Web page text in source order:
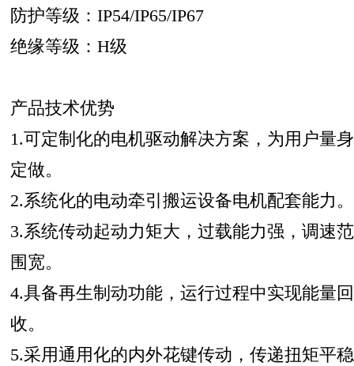
防护等级：IP54/IP65/IP67
绝缘等级：H级
产品技术优势
1.可定制化的电机驱动解决方案，为用户量身
定做。
2.系统化的电动牵引搬运设备电机配套能力。
3.系统传动起动力矩大，过载能力强，调速范
围宽。
4.具备再生制动功能，运行过程中实现能量回
收。
5.采用通用化的内外花键传动，传递扭矩平稳